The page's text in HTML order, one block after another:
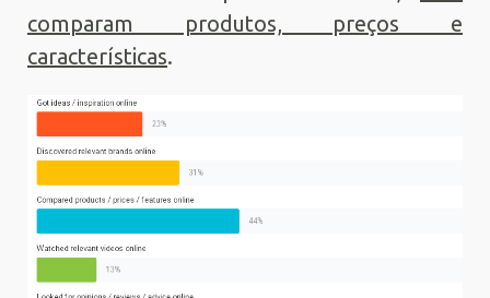
comparam produtos, preços e
características.